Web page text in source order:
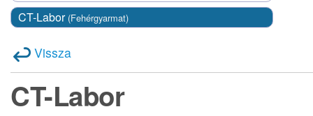
CT-Labor (Fehérgyarmat)
Vissza
CT-Labor